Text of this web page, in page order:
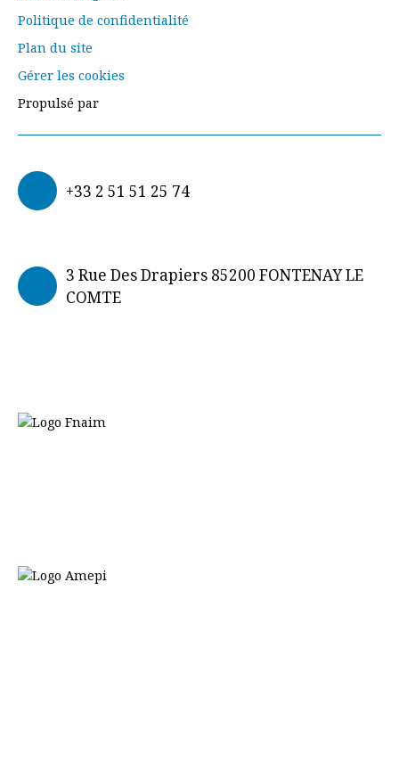
Politique de confidentialité
Plan du site
Gérer les cookies
Propulsé par
+33 2 51 51 25 74
3 Rue Des Drapiers 85200 FONTENAY LE
COMTE